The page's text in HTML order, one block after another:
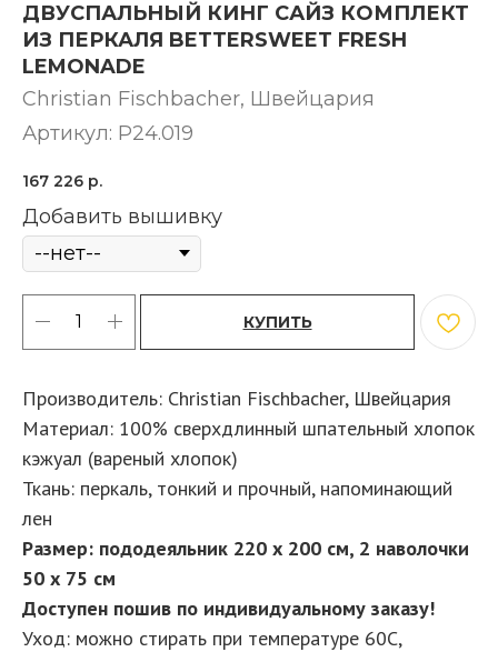
ДВУСПАЛЬНЫЙ КИНГ САЙЗ КОМПЛЕКТ
ИЗ ПЕРКАЛЯ BETTERSWEET FRESH
LEMONADE
Christian Fischbacher, Швейцария
Артикул: P24.019
167 226 р.
Добавить вышивку
КУПИТЬ
Производитель: Christian Fischbacher, Швейцария
Материал: 100% сверхдлинный шпательный хлопок
кэжуал (вареный хлопок)
Ткань: перкаль, тонкий и прочный, напоминающий
лен
Размер: пододеяльник 220 х 200 см, 2 наволочки
50 х 75 см
Доступен пошив по индивидуальному заказу!
Уход: можно стирать при температуре 60С,